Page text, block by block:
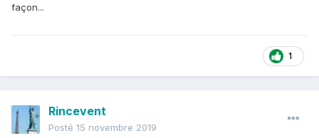
façon...
1
Rincevent
Posté 15 novembre 2019